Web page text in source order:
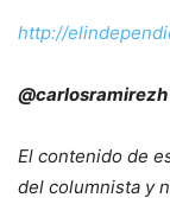
http://
@carlosramirezh
El contenido de
del columnista y